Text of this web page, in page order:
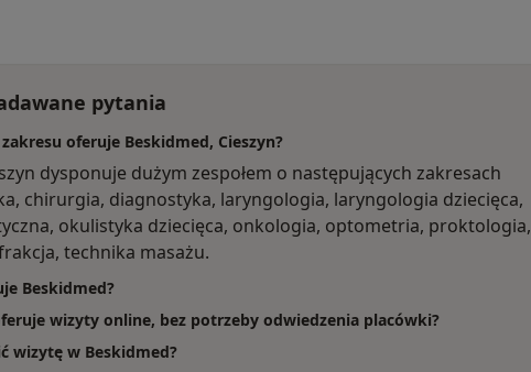
pytania
oferuje Beskidmed, Cieszyn?
dysponuje dużym zespołem o następujących zakresach
chirurgia, diagnostyka, laryngologia, laryngologia dziecięca,
okulistyka dziecięca, onkologia, optometria, proktologia,
technika masażu.
Beskidmed?
wizyty online, bez potrzeby odwiedzenia placówki?
wizytę w Beskidmed?